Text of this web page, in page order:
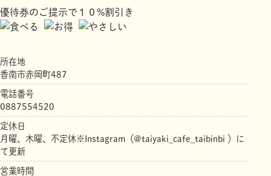
優待券のご提示で１０%割引き
所在地
香南市赤岡町487
電話番号
0887554520
定休日
月曜、木曜、不定休※Instagram（@taiyaki_cafe_taibinbi ）に
て更新
営業時間